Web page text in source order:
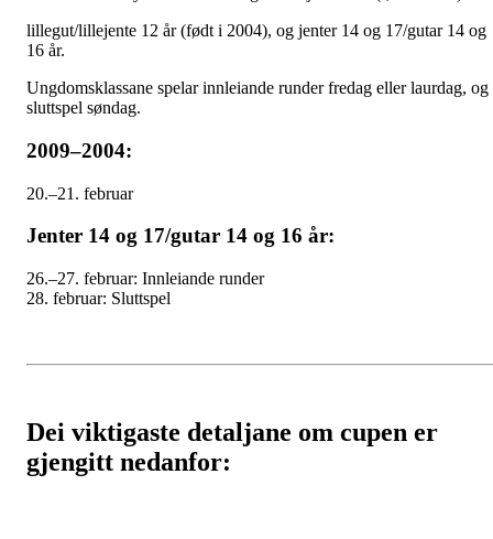
lillegut/lillejente 12 år (født i 2004), og jenter 14 og 17/gutar 14 og
16 år.
Ungdomsklassane spelar innleiande runder fredag eller laurdag, og
sluttspel søndag.
2009–2004:
20.–21. februar
Jenter 14 og 17/gutar 14 og 16 år:
26.–27. februar: Innleiande runder
28. februar: Sluttspel
Dei viktigaste detaljane om cupen er
gjengitt nedanfor: